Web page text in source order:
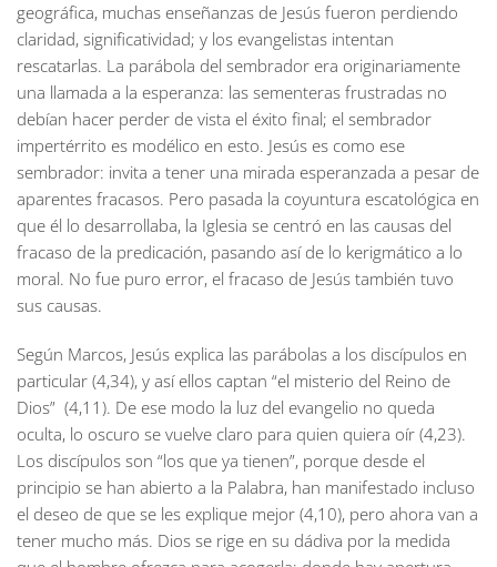
geográfica, muchas enseñanzas de Jesús fueron perdiendo
claridad, significatividad; y los evangelistas intentan
rescatarlas. La parábola del sembrador era originariamente
una llamada a la esperanza: las sementeras frustradas no
debían hacer perder de vista el éxito final; el sembrador
impertérrito es modélico en esto. Jesús es como ese
sembrador: invita a tener una mirada esperanzada a pesar de
aparentes fracasos. Pero pasada la coyuntura escatológica en
que él lo desarrollaba, la Iglesia se centró en las causas del
fracaso de la predicación, pasando así de lo kerigmático a lo
moral. No fue puro error, el fracaso de Jesús también tuvo
sus causas.
Según Marcos, Jesús explica las parábolas a los discípulos en
particular (4,34), y así ellos captan “el misterio del Reino de
Dios” (4,11). De ese modo la luz del evangelio no queda
oculta, lo oscuro se vuelve claro para quien quiera oír (4,23).
Los discípulos son “los que ya tienen”, porque desde el
principio se han abierto a la Palabra, han manifestado incluso
el deseo de que se les explique mejor (4,10), pero ahora van a
tener mucho más. Dios se rige en su dádiva por la medida